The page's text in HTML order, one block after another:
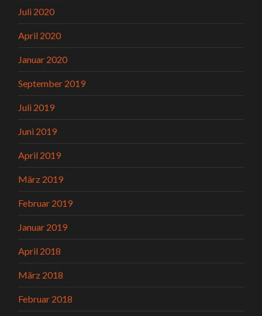
Juli 2020
April 2020
Januar 2020
September 2019
Juli 2019
Juni 2019
April 2019
März 2019
Februar 2019
Januar 2019
April 2018
März 2018
Februar 2018